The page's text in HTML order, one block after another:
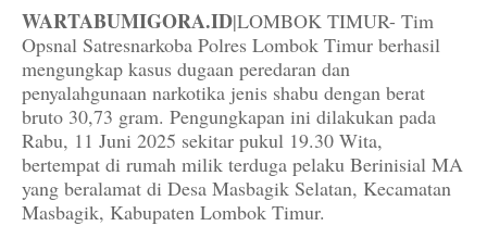
WARTABUMIGORA.ID|LOMBOK TIMUR- Tim
Opsnal Satresnarkoba Polres Lombok Timur berhasil
mengungkap kasus dugaan peredaran dan
penyalahgunaan narkotika jenis shabu dengan berat
bruto 30,73 gram. Pengungkapan ini dilakukan pada
Rabu, 11 Juni 2025 sekitar pukul 19.30 Wita,
bertempat di rumah milik terduga pelaku Berinisial MA
yang beralamat di Desa Masbagik Selatan, Kecamatan
Masbagik, Kabupaten Lombok Timur.